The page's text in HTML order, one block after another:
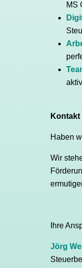
MS
Kontakt
Haben
Wir
Ihre
Jörg